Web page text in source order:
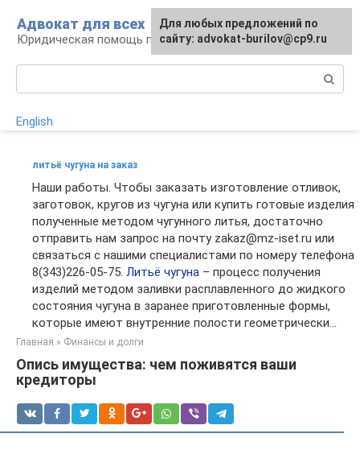
контенту
Адвокат для всех
Юридическая помощь по любому вопросу
English
литьё чугуна на заказ
Наши работы. Чтобы заказать изготовление отливок,
заготовок, кругов из чугуна или купить готовые изделия
полученные методом чугунного литья, достаточно
отправить нам запрос на почту zakaz@mz-iset.ru или
связаться с нашими специалистами по номеру телефона
8(343)226-05-75. Литьё чугуна – процесс получения
изделий методом заливки расплавленного до жидкого
состояния чугуна в заранее приготовленные формы,
которые имеют внутренние полости геометрически...
Главная » Финансы и долги
Опись имущества: чем поживятся ваши
кредиторы
Для любых предложений по
сайту: advokat-burilov@cp9.ru